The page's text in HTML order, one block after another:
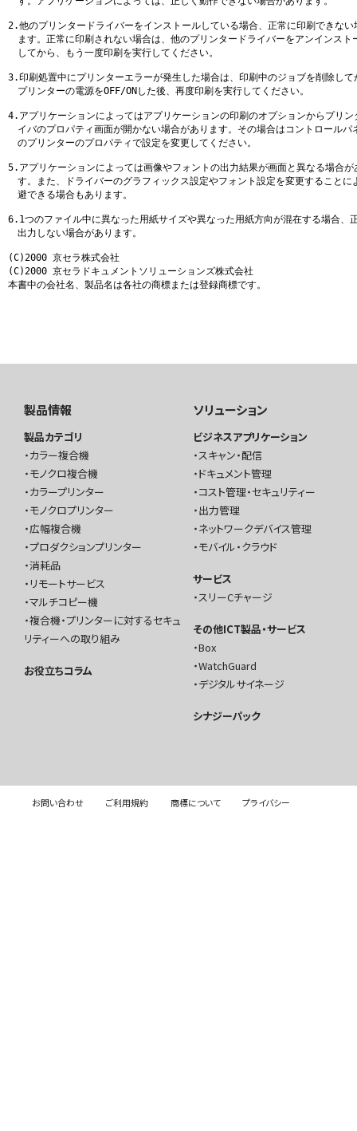
2.他のプリンタードライバーをインストールしている場合、正常に印刷できない
ます。正常に印刷されない場合は、他のプリンタードライバーをアンインス
してから、もう一度印刷を実行してください。
3.印刷処置中にプリンターエラーが発生した場合は、印刷中のジョブを削除して
プリンターの電源をOFF/ONした後、再度印刷を実行してください。
4.アプリケーションによってはアプリケーションの印刷のオプションからプリン
イバのプロパティ画面が開かない場合があります。その場合はコントロールパ
のプリンターのプロパティで設定を変更してください。
5.アプリケーションによっては画像やフォントの出力結果が画面と異なる場合が
す。また、ドライバーのグラフィックス設定やフォント設定を変更することに
避できる場合もあります。
6.1つのファイル中に異なった用紙サイズや異なった用紙方向が混在する場合、
出力しない場合があります。
(C)2000 京セラ株式会社
(C)2000 京セラドキュメントソリューションズ株式会社
本書中の会社名、製品名は各社の商標または登録商標です。
製品情報
製品カテゴリ
カラー複合機
モノクロ複合機
カラープリンター
モノクロプリンター
広幅複合機
プロダクションプリンター
消耗品
リモートサービス
マルチコピー機
複合機・プリンターに対するセキュ
リティーへの取り組み
お役立ちコラム
ソリューション
ビジネスアプリケーション
スキャン・配信
ドキュメント管理
コスト管理・セキュリティー
出力管理
ネットワークデバイス管理
モバイル・クラウド
サービス
スリーCチャージ
その他ICT製品・サービス
Box
WatchGuard
デジタルサイネージ
シナジーパック
お問い合わせ ご利用規約 商標について プライバシー